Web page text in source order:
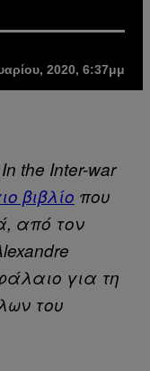
2020, 6:37μμ
the Inter-war
βιβλίο που
από τον
για τη
του